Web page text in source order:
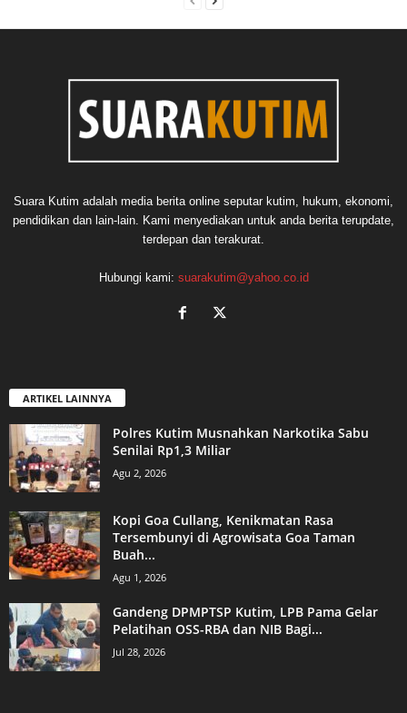
Suara Kutim adalah media berita online seputar kutim, hukum, ekonomi,
pendidikan dan lain-lain. Kami menyediakan untuk anda berita terupdate,
terdepan dan terakurat.
Hubungi kami: suarakutim@yahoo.co.id
ARTIKEL LAINNYA
Polres Kutim Musnahkan Narkotika Sabu
Senilai Rp1,3 Miliar
Agu 2, 2026
Kopi Goa Cullang, Kenikmatan Rasa
Tersembunyi di Agrowisata Goa Taman
Buah...
Agu 1, 2026
Gandeng DPMPTSP Kutim, LPB Pama Gelar
Pelatihan OSS-RBA dan NIB Bagi...
Jul 28, 2026